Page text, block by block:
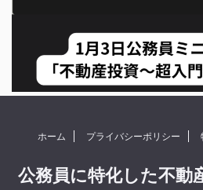
ホーム プライバシーポリシー
公務員に特化した不動